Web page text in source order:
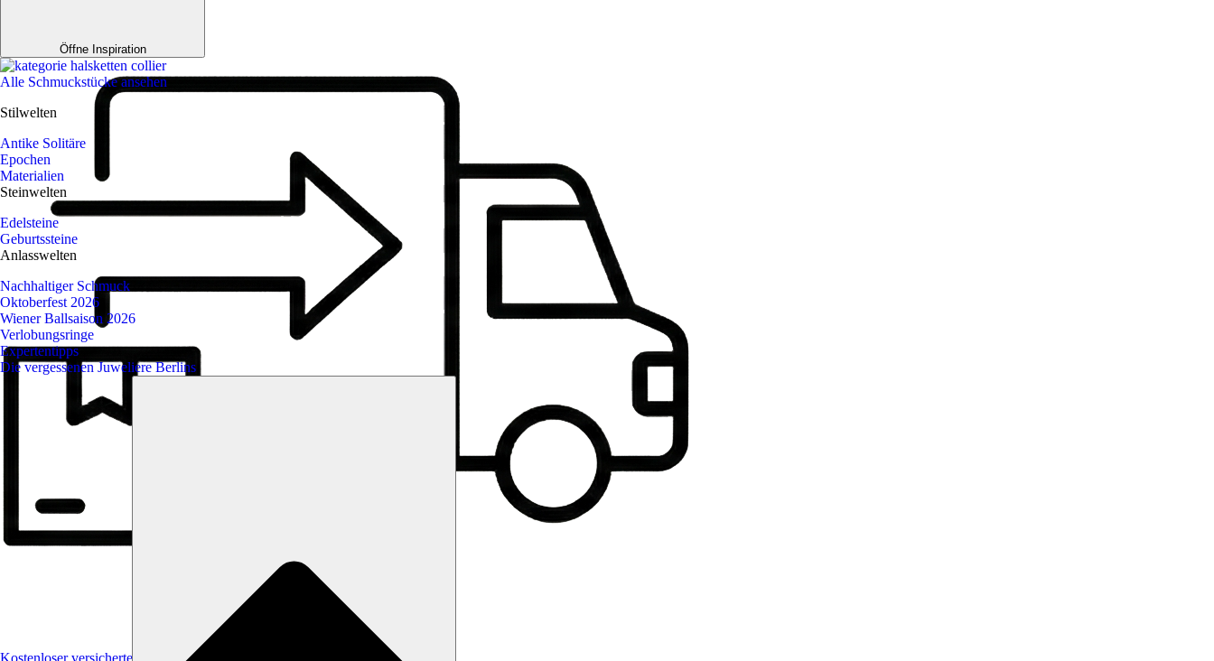
Öffne Inspiration
Alle Schmuckstücke ansehen
Stilwelten
Antike Solitäre
Epochen
Materialien
Steinwelten
Edelsteine
Geburtssteine
Anlasswelten
Nachhaltiger Schmuck
Oktoberfest 2026
Wiener Ballsaison 2026
Verlobungsringe
Expertentipps
Die vergessenen Juweliere Berlins
Kostenloser versicherter Express-Versand mit UPS